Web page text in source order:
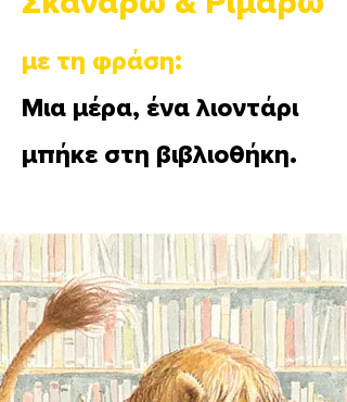
με τη φράση:
Μια μέρα, ένα λιοντάρι
μπήκε στη βιβλιοθήκη.